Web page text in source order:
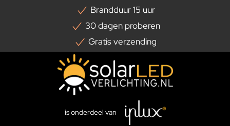
Brandduur 15 uur
30 dagen proberen
Gratis verzending
is onderdeel van